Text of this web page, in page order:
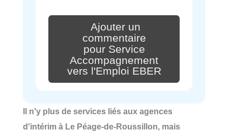
Ajouter un
commentaire
pour Service
Accompagnement
vers l'Emploi EBER
Il n'y plus de services liés aux agences
d'intérim à Le Péage-de-Roussillon, mais